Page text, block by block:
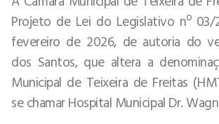
Projeto de Lei do Legislativo nº
fevereiro de 2026, de autoria do
dos Santos, que altera a
Municipal de Teixeira de Freitas
se chamar Hospital Municipal Dr.